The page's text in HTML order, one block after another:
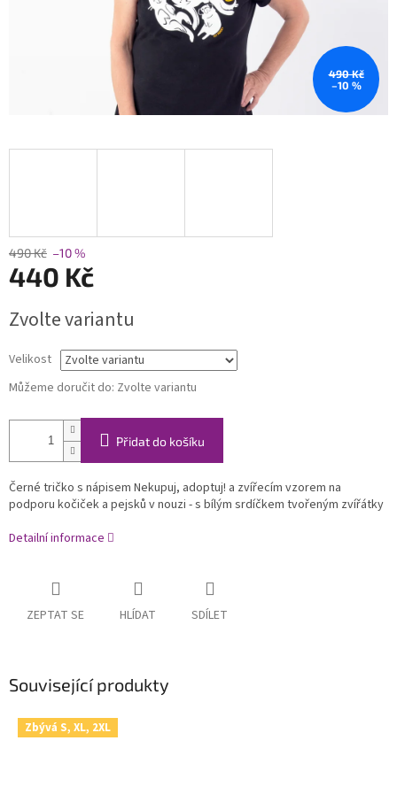
490 Kč
–10 %
490 Kč –10 %
440 Kč
cena:
Zvolte variantu
Velikost
Můžeme doručit do: Zvolte variantu
Přidat do košíku
Černé tričko s nápisem Nekupuj, adoptuj! a zvířecím vzorem na
podporu kočiček a pejsků v nouzi - s bílým srdíčkem tvořeným zvířátky
Detailní informace
ZEPTAT SE HLÍDAT SDÍLET
Související produkty
Zbývá S, XL, 2XL